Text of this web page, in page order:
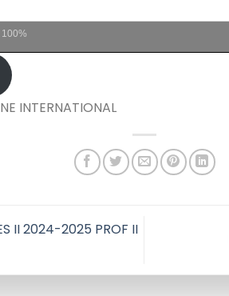
100%
INTERNATIONAL
II 2024-2025 PROF II